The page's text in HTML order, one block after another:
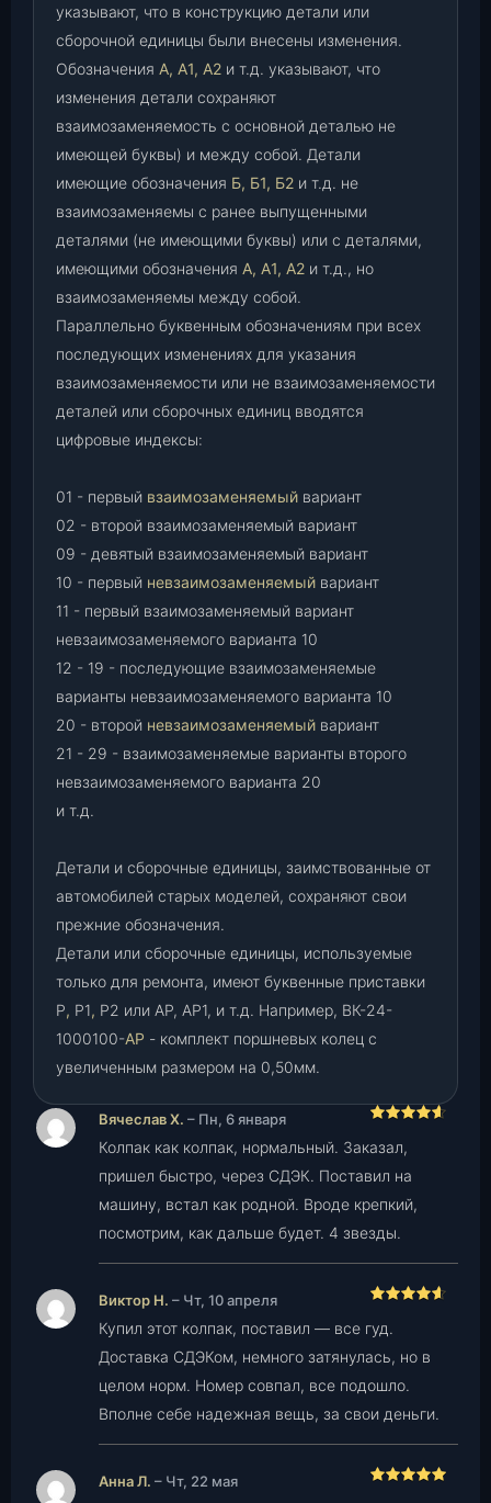
указывают, что в конструкцию детали или
сборочной единицы были внесены изменения.
Обозначения А, А1, А2 и т.д. указывают, что
изменения детали сохраняют
взаимозаменяемость с основной деталью не
имеющей буквы) и между собой. Детали
имеющие обозначения Б, Б1, Б2 и т.д. не
взаимозаменяемы с ранее выпущенными
деталями (не имеющими буквы) или с деталями,
имеющими обозначения А, А1, А2 и т.д., но
взаимозаменяемы между собой.
Параллельно буквенным обозначениям при всех
последующих изменениях для указания
взаимозаменяемости или не взаимозаменяемости
деталей или сборочных единиц вводятся
цифровые индексы:
01 - первый взаимозаменяемый вариант
02 - второй взаимозаменяемый вариант
09 - девятый взаимозаменяемый вариант
10 - первый невзаимозаменяемый вариант
11 - первый взаимозаменяемый вариант
невзаимозаменяемого варианта 10
12 - 19 - последующие взаимозаменяемые
варианты невзаимозаменяемого варианта 10
20 - второй невзаимозаменяемый вариант
21 - 29 - взаимозаменяемые варианты второго
невзаимозаменяемого варианта 20
и т.д.
Детали и сборочные единицы, заимствованные от
автомобилей старых моделей, сохраняют свои
прежние обозначения.
Детали или сборочные единицы, используемые
только для ремонта, имеют буквенные приставки
Р, Р1, Р2 или АР, АР1, и т.д. Например, ВК-24-
1000100-АР - комплект поршневых колец с
увеличенным размером на 0,50мм.
4из 5
Вячеслав Х. – Пн, 6 января
Колпак как колпак, нормальный. Заказал,
пришел быстро, через СДЭК. Поставил на
машину, встал как родной. Вроде крепкий,
посмотрим, как дальше будет. 4 звезды.
4из 5
Виктор Н. – Чт, 10 апреля
Купил этот колпак, поставил — все гуд.
Доставка СДЭКом, немного затянулась, но в
целом норм. Номер совпал, все подошло.
Вполне себе надежная вещь, за свои деньги.
Анна Л. – Чт, 22 мая